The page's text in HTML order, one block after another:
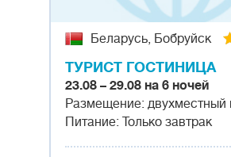
Беларусь, Бобруйск
ТУРИСТ ГОСТИНИЦА
23.08 – 29.08 на 6 ночей
Размещение: двухместный
Питание: Только завтрак